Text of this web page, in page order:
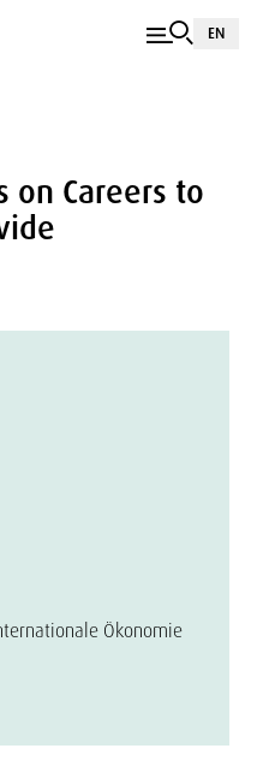
EN
on Careers to
Ökonomie